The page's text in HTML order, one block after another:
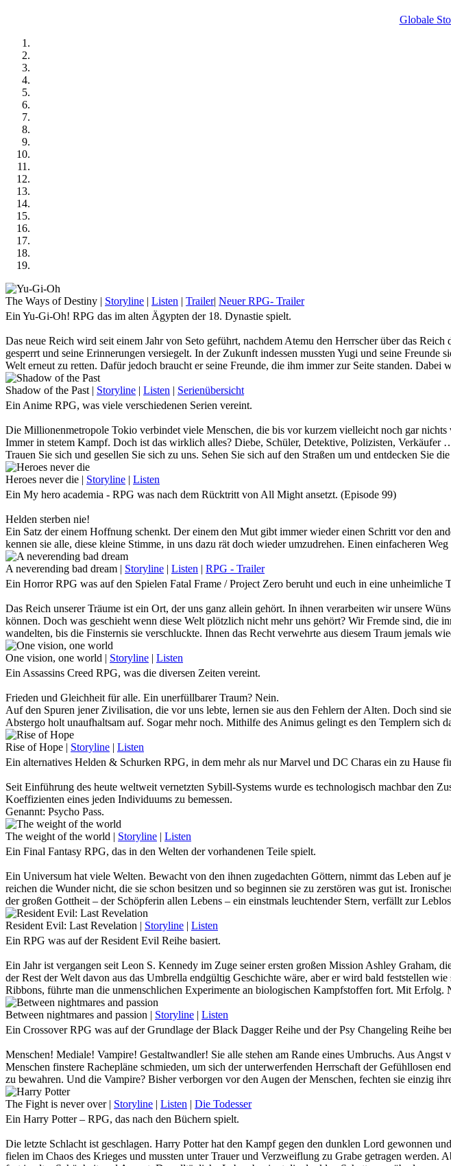
Globale
The Ways of Destiny | Storyline | Listen | Trailer| Neuer RPG- Trailer
Ein Yu-Gi-Oh! RPG das im alten Ägypten der 18. Dynastie spielt.
Das neue Reich wird seit einem Jahr von Seto geführt, nachdem Atemu den Herrscher über das
gesperrt und seine Erinnerungen versiegelt. In der Zukunft indessen mussten Yugi und seine
Welt erneut zu retten. Dafür jedoch braucht er seine Freunde, die ihm immer zur Seite standen. Dabei
Kommst du nach Ägypten und stellst dich auf seine Seite, oder willst du dich lieber seinen Feinden
Shadow of the Past | Storyline | Listen | Serienübersicht
Ein Anime RPG, was viele verschiedenen Serien vereint.
Die Millionenmetropole Tokio verbindet viele Menschen, die bis vor kurzem vielleicht noch gar
Immer in stetem Kampf. Doch ist das wirklich alles? Diebe, Schüler, Detektive, Polizisten, Verkäufer
Trauen Sie sich und gesellen Sie sich zu uns. Sehen Sie sich auf den Straßen um und entdecken
dunklen Seiten dieser Stadt zu schauen … Denn wenn Sie lange genug in den Abgrund sehen, blickt
Tauche mit uns im Anime-Crossover - RPG in die riesige Stadt ein und hilf uns, ihre Geheimnisse zu
Heroes never die | Storyline | Listen
Ein My hero academia - RPG was nach dem Rücktritt von All Might ansetzt. (Episode 99)
Helden sterben nie!
Ein Satz der einem Hoffnung schenkt. Der einem den Mut gibt immer wieder einen Schritt vor den
kennen sie alle, diese kleine Stimme, in uns dazu rät doch wieder umzudrehen. Einen einfacheren
nach vorn zu gehen. Diesem einen Idol nachzueifern, das jeden Tag beweist, in allen Menschen
All Might.
Doch was, wenn eben dieser Held fällt?
Schurken, die sich einst unter dem mächtigen Schatten All Mights duckten, kriechen zu Scharen aus
Der Ruf nach einem Nachfolger, der dem sich ausbreitenden Chaos Herr werden kann, wird stetig
Die Fußstapfen, die der ewig lächelnde Held hinterlässt sind gewaltig. Und so schwer es auch ist,
noch lange nicht am Ende ihrer finsteren Pläne angelangt und es dürfte nur eine Frage der Zeit sein,
A neverending bad dream | Storyline | Listen | RPG - Trailer
Ein Horror RPG was auf den Spielen Fatal Frame / Project Zero beruht und euch in eine unheimliche
Das Reich unserer Träume ist ein Ort, der uns ganz allein gehört. In ihnen verarbeiten wir unsere
können. Doch was geschieht wenn diese Welt plötzlich nicht mehr uns gehört? Wir Fremde sind, die
wandelten, bis die Finsternis sie verschluckte. Ihnen das Recht verwehrte aus diesem Traum jemals
Traust du dich, in unserem Horror - RPG einzuschlafen?
One vision, one world | Storyline | Listen
Ein Assassins Creed RPG, was die diversen Zeiten vereint.
Frieden und Gleichheit für alle. Ein unerfüllbarer Traum? Nein.
Auf den Spuren jener Zivilisation, die vor uns lebte, lernen sie aus den Fehlern der Alten. Doch sind
Abstergo holt unaufhaltsam auf. Sogar mehr noch. Mithilfe des Animus gelingt es den Templern sich
Vorfahren zu folgen, kommen sie den Aufenthaltsorten jener Edensplitter näher, die die Alten zurück
Doch was würde geschehen, geriete der Animus außer Kontrolle?
Rise of Hope | Storyline | Listen
Ein alternatives Helden & Schurken RPG, in dem mehr als nur Marvel und DC Charas ein zu Hause
Seit Einführung des heute weltweit vernetzten Sybill-Systems wurde es technologisch machbar den
Koeffizienten eines jeden Individuums zu bemessen.
Genannt: Psycho Pass.
Übersteigt der Psycho Pass einer Person den anerkannten Normalwert, wird er als latenter
Rest seines Lebens als Risikofaktor der restlichen Gesellschaft in Gefangenschaft. Oder er bekommt
Sicherheit zu arbeiten und seinesgleichen zu jagen.
Die Lage scheint vollkommen aussichtslos ...
... Als eines Tages den Träumen eines einzelnen Kindes plötzlich Flügel wachsen.
In einer Welt voller Leid und Verzweiflung, wirkt der unschuldige, unbeugsame Glaube an das Gute
leblosen Zeichnungen zu reißen, an die schon lange nicht mehr geglaubt wird.
Doch sind diese Helden, noch frei von den Einflüssen des Sybill-Systems, tatsächlich in der Lage
Finde es gemeinsam mit uns heraus!
The weight of the world | Storyline | Listen
Ein Final Fantasy RPG, das in den Welten der vorhandenen Teile spielt.
Ein Universum hat viele Welten. Bewacht von den ihnen zugedachten Göttern, nimmt das Leben
reichen die Wunder nicht, die sie schon besitzen und so beginnen sie zu zerstören was gut ist.
der großen Gottheit – der Schöpferin allen Lebens – ein einstmals leuchtender Stern, verfällt zur
erkennen und so entstand ein letzter Wunsch. Ein letzter Versuch, diese Galaxie zu erretten. Doch
schenkte. Denn wo Schatten herrscht, wächst Licht aus den Wurzeln der Verzweiflung.
Licht oder Finsternis.
Rettung oder Verdammnis.
Wähle.
Resident Evil: Last Revelation | Storyline | Listen
Ein RPG was auf der Resident Evil Reihe basiert.
Ein Jahr ist vergangen seit Leon S. Kennedy im Zuge seiner ersten großen Mission Ashley Graham,
der Rest der Welt davon aus das Umbrella endgültig Geschichte wäre, aber er wird bald feststellen
Ribbons, führte man die unmenschlichen Experimente an biologischen Kampfstoffen fort. Mit Erfolg.
Katastrophe zusammen, die Leon wieder auf den Plan ruft. Doch schon nach zwei Tagen bricht der
Monaten gegründete – BSAA zum Einsatz rüstet.
Die Geheimnisse um Raccoon City sind noch lange nicht gelüftet, denn das Ende dieser Stadt in
Between nightmares and passion | Storyline | Listen
Ein Crossover RPG was auf der Grundlage der Black Dagger Reihe und der Psy Changeling Reihe
Menschen! Mediale! Vampire! Gestaltwandler! Sie alle stehen am Rande eines Umbruchs. Aus
Menschen finstere Rachepläne schmieden, um sich der unterwerfenden Herrschaft der Gefühllosen
zu bewahren. Und die Vampire? Bisher verborgen vor den Augen der Menschen, fechten sie einzig
Wagst du dich also in eine fremde Welt voller Geheimnisse, Intrigen und ungezügelter Leidenschaft?
The Fight is never over| Storyline | Listen | Die Todesser
Ein Harry Potter – RPG, das nach den Büchern spielt.
Die letzte Schlacht ist geschlagen. Harry Potter hat den Kampf gegen den dunklen Lord gewonnen
fielen im Chaos des Krieges und mussten unter Trauer und Verzweiflung zu Grabe getragen